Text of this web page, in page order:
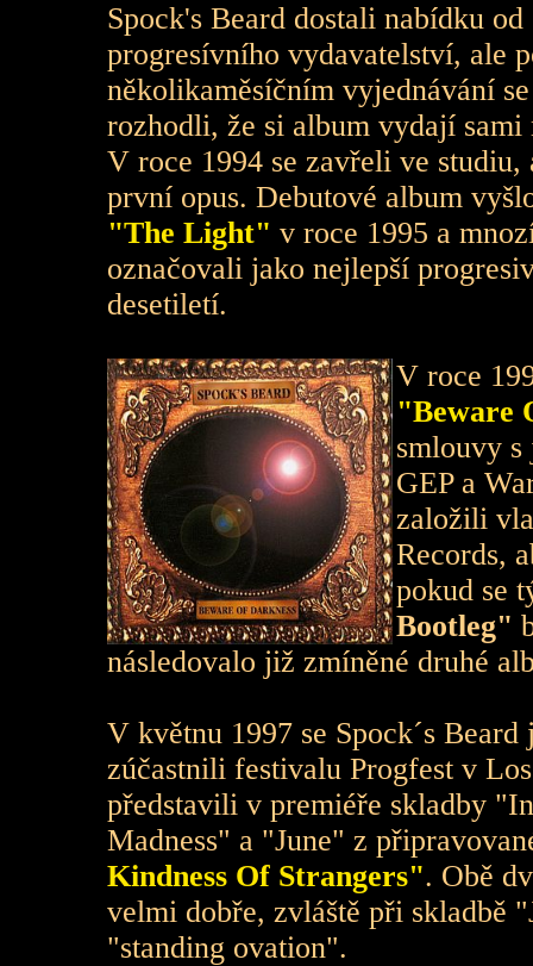
Spock's Beard dostali nabídku
progresívního vydavatelství, ale
několikaměsíčním vyjednávání
rozhodli, že si album vydají sami
V roce 1994 se zavřeli ve studiu,
první opus. Debutové album
"The Light" v roce 1995 a
označovali jako nejlepší
desetiletí.
V roce
"Beware
smlouvy
GEP a
založili
Records,
pokud se
Bootleg"
následovalo již zmíněné druhé
V květnu 1997 se Spock´s Beard
zúčastnili festivalu Progfest v
představili v premiéře skladby
Madness" a "June" z
Kindness Of Strangers". Obě
velmi dobře, zvláště při skladbě
"standing ovation".